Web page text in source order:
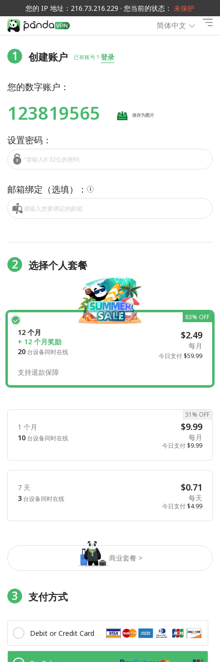
您的 IP 地址：216.73.216.229 · 您当前的状态： 未保护
简体中文
1 创建账户 已有账号？ 登录
您的数字账户：
123819565 保存为图片
设置密码：
邮箱绑定（选填）： i
2 选择个人套餐
商业套餐 >
12 个月
+ 12 个月奖励
20 台设备同时在线
$2.49
每月
今日支付 $59.99
83% OFF
支持退款保障
1 个月
10 台设备同时在线
$9.99
每月
今日支付 $9.99
31% OFF
7 天
3 台设备同时在线
$0.71
每天
今日支付 $4.99
3 支付方式
Debit or Credit Card